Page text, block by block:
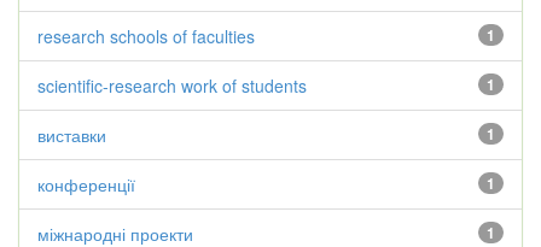
1
research schools of faculties
1
scientific-research work of students
1
виставки
1
конференції
1
міжнародні проекти